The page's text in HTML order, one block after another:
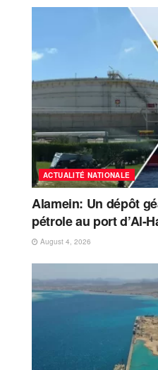
ACTUALITÉ NATIONALE
Alamein: Un dépôt
pétrole au port d’Al-
August 4, 2026